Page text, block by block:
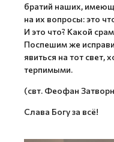
братий наших,
на их вопросы: это
И это что? Какой
Поспешим же
явиться на тот свет,
терпимыми.
(свт. Феофан
Слава Богу за всё!